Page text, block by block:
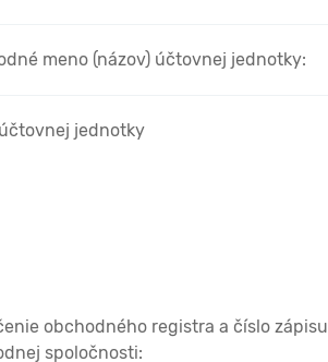
meno (názov) účtovnej jednotky:
jednotky
obchodného registra a číslo zápisu
spoločnosti: